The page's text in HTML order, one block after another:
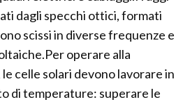
dagli specchi ottici, formati
scissi in diverse frequenze e
operare alla
celle solari devono lavorare in
di temperature: superare le